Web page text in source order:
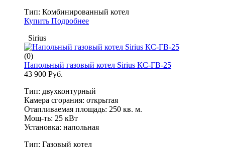
Тип: Комбинированный котел
Купить Подробнее
Sirius
(0)
Напольный газовый котел Sirius КС-ГВ-25
43 900 Руб.
Тип: двухконтурный
Камера сгорания: открытая
Отапливаемая площадь: 250 кв. м.
Мощ-ть: 25 кВт
Установка: напольная
Тип: Газовый котел